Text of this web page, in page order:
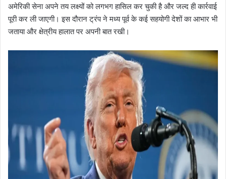
अमेरिकी सेना अपने तय लक्ष्यों को लगभग हासिल कर चुकी है और जल्द ही कार्रवाई
पूरी कर ली जाएगी। इस दौरान ट्रंप ने मध्य पूर्व के कई सहयोगी देशों का आभार भी
जताया और क्षेत्रीय हालात पर अपनी बात रखी।